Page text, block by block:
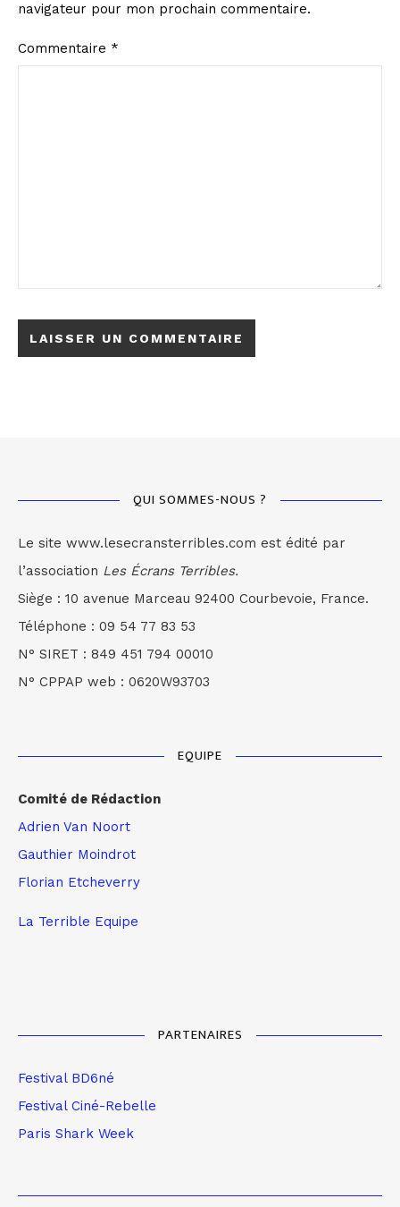
navigateur pour mon prochain commentaire.
Commentaire *
QUI SOMMES-NOUS ?
Le site www.lesecransterribles.com est édité par
l’association Les Écrans Terribles.
Siège : 10 avenue Marceau 92400 Courbevoie, France.
Téléphone : 09 54 77 83 53
N° SIRET : 849 451 794 00010
N° CPPAP web : 0620W93703
EQUIPE
Comité de Rédaction
Adrien Van Noort
Gauthier Moindrot
Florian Etcheverry
La Terrible Equipe
PARTENAIRES
Festival BD6né
Festival Ciné-Rebelle
Paris Shark Week